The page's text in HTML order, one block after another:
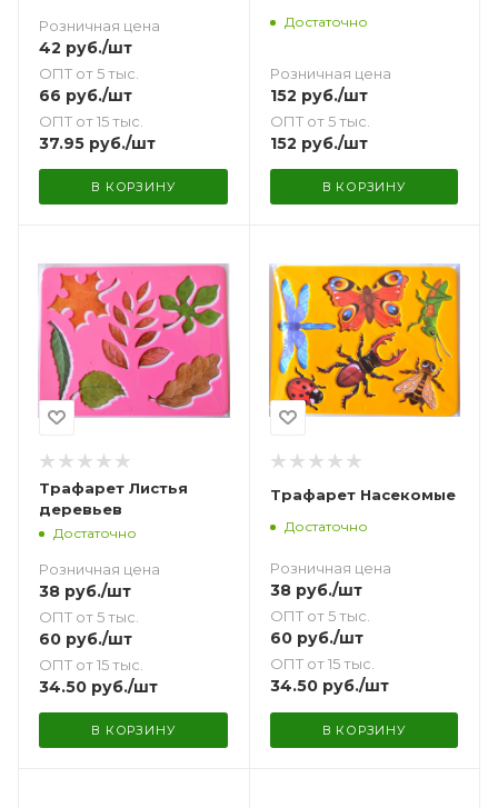
Розничная цена
42 руб./шт
ОПТ от 5 тыс.
66 руб./шт
ОПТ от 15 тыс.
37.95 руб./шт
В КОРЗИНУ
Достаточно
Розничная цена
152 руб./шт
ОПТ от 5 тыс.
152 руб./шт
В КОРЗИНУ
Трафарет Листья
деревьев
Достаточно
Розничная цена
38 руб./шт
ОПТ от 5 тыс.
60 руб./шт
ОПТ от 15 тыс.
34.50 руб./шт
В КОРЗИНУ
Трафарет Насекомые
Достаточно
Розничная цена
38руб./шт
ОПТ от 5 тыс.
60руб./шт
ОПТ от 15 тыс.
34.50руб./шт
В КОРЗИНУ